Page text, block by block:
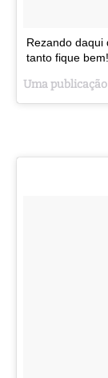
Rezando daqui
tanto fique